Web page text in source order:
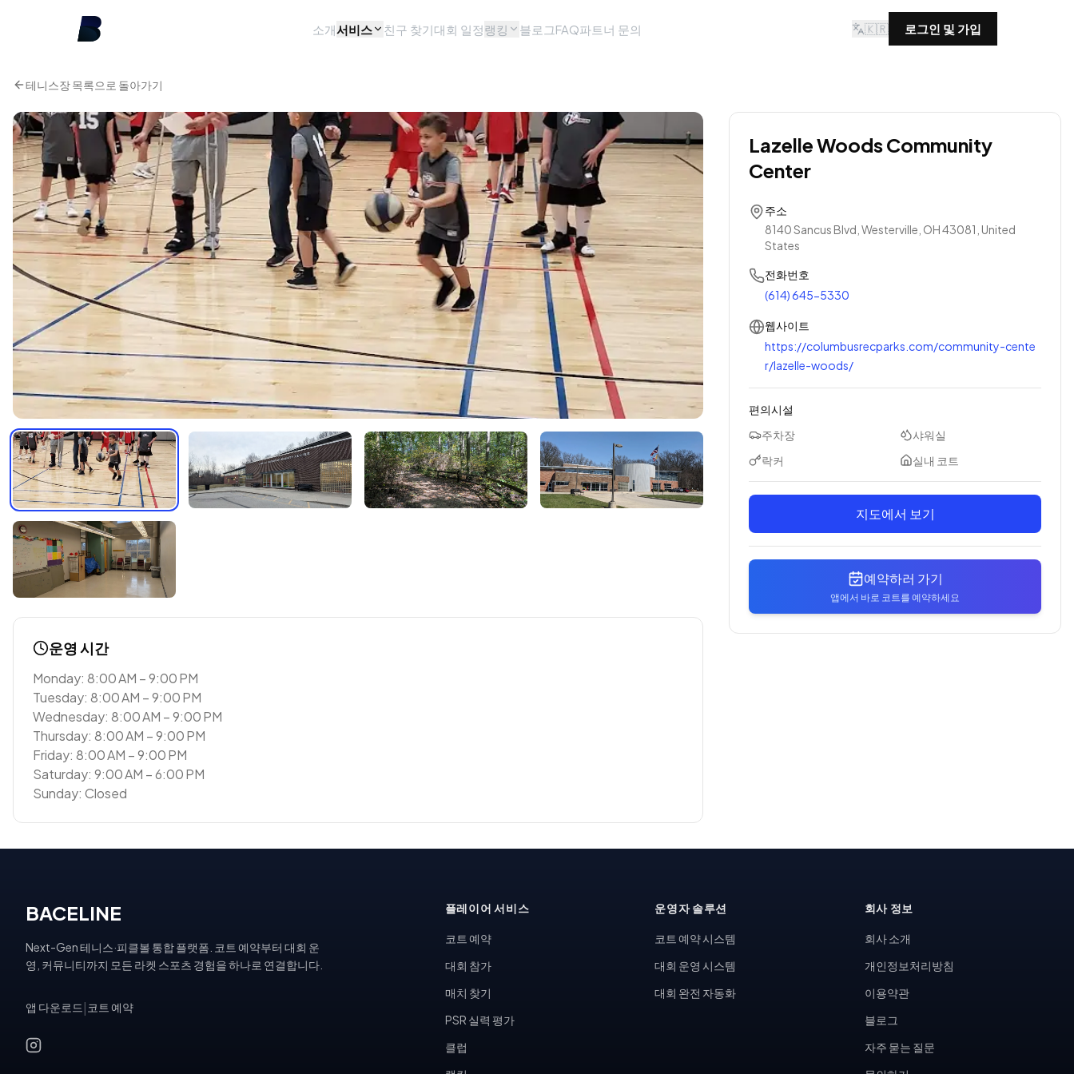
소개서비스 친구 찾기대회 일정랭킹 블로그FAQ파트너 문의 🇰🇷 로그인 및 가입
테니스장 목록으로 돌아가기
운영 시간
Monday: 8:00 AM – 9:00 PM
Tuesday: 8:00 AM – 9:00 PM
Wednesday: 8:00 AM – 9:00 PM
Thursday: 8:00 AM – 9:00 PM
Friday: 8:00 AM – 9:00 PM
Saturday: 9:00 AM – 6:00 PM
Sunday: Closed
Lazelle Woods Community
Center
주소
8140 Sancus Blvd, Westerville, OH 43081, United
States
전화번호
(614) 645-5330
웹사이트
https://columbusrecparks.com/community-cente
r/lazelle-woods/
편의시설
주차장
샤워실
락커
실내 코트
지도에서 보기
예약하러 가기
앱에서 바로 코트를 예약하세요
BACELINE
Next-Gen 테니스·피클볼 통합 플랫폼. 코트 예약부터 대회 운
영, 커뮤니티까지 모든 라켓 스포츠 경험을 하나로 연결합니다.
앱 다운로드 코트 예약
플레이어 서비스
코트 예약
대회 참가
매치 찾기
PSR 실력 평가
클럽
운영자 솔루션
코트 예약 시스템
대회 운영 시스템
대회 완전 자동화
회사 정보
회사 소개
개인정보처리방침
이용약관
블로그
자주 묻는 질문